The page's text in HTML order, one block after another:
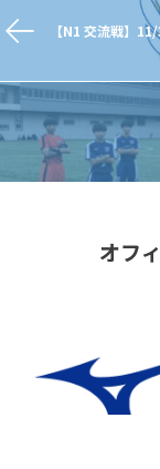
【N1 交流戦】
オフ